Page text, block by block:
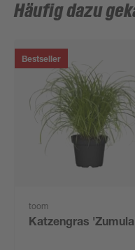
Häufig dazu
Bestseller
toom
Katzengras